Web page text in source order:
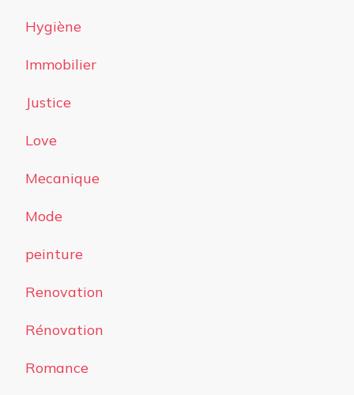
Hygiène
Immobilier
Justice
Love
Mecanique
Mode
peinture
Renovation
Rénovation
Romance